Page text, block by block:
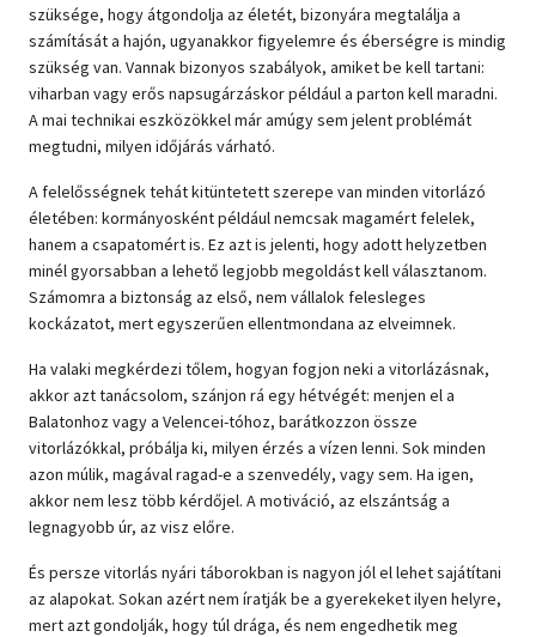
szüksége, hogy átgondolja az életét, bizonyára megtalálja a
számítását a hajón, ugyanakkor figyelemre és éberségre is mindig
szükség van. Vannak bizonyos szabályok, amiket be kell tartani:
viharban vagy erős napsugárzáskor például a parton kell maradni.
A mai technikai eszközökkel már amúgy sem jelent problémát
megtudni, milyen időjárás várható.
A felelősségnek tehát kitüntetett szerepe van minden vitorlázó
életében: kormányosként például nemcsak magamért felelek,
hanem a csapatomért is. Ez azt is jelenti, hogy adott helyzetben
minél gyorsabban a lehető legjobb megoldást kell választanom.
Számomra a biztonság az első, nem vállalok felesleges
kockázatot, mert egyszerűen ellentmondana az elveimnek.
Ha valaki megkérdezi tőlem, hogyan fogjon neki a vitorlázásnak,
akkor azt tanácsolom, szánjon rá egy hétvégét: menjen el a
Balatonhoz vagy a Velencei-tóhoz, barátkozzon össze
vitorlázókkal, próbálja ki, milyen érzés a vízen lenni. Sok minden
azon múlik, magával ragad-e a szenvedély, vagy sem. Ha igen,
akkor nem lesz több kérdőjel. A motiváció, az elszántság a
legnagyobb úr, az visz előre.
És persze vitorlás nyári táborokban is nagyon jól el lehet sajátítani
az alapokat. Sokan azért nem íratják be a gyerekeket ilyen helyre,
mert azt gondolják, hogy túl drága, és nem engedhetik meg